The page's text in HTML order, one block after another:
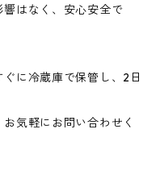
はなく、安心安全で
に冷蔵庫で保管し、2日
気軽にお問い合わせく